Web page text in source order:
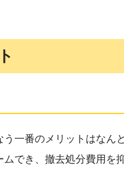
一番のメリットはなん
でき、撤去処分費用を